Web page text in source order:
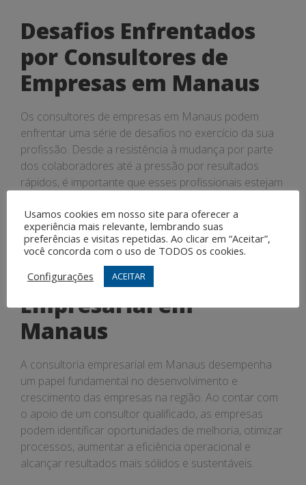
Desafios Enfrentados
por Consultores de
Empresas em Manaus
Os consultores de empresas em Manaus podem
enfrentar uma série de desafios no exercício da sua
profissão. Desde a resistência à mudança por parte
dos colaboradores até a pressão por resultados
rápidos, é importante que esses profissionais estejam
encontrar soluções eficazes.
Importância da
Consultoria
Empresarial em
Manaus
A consultoria empresarial em Manaus desempenha
um papel fundamental no desenvolvimento e
crescimento das empresas na região. Ao contar com
o apoio de um consultor qualificado, as empresas
podem identificar oportunidades de melhoria, otimizar
processos, aumentar a eficiência operacional e
alcançar resultados mais sólidos e sustentáveis.
Usamos cookies em nosso site para oferecer a
experiência mais relevante, lembrando suas
preferências e visitas repetidas. Ao clicar em “Aceitar”,
você concorda com o uso de TODOS os cookies.
Configurações
ACEITAR